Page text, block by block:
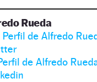
Rueda
Perfil de Alfredo
de Alfredo